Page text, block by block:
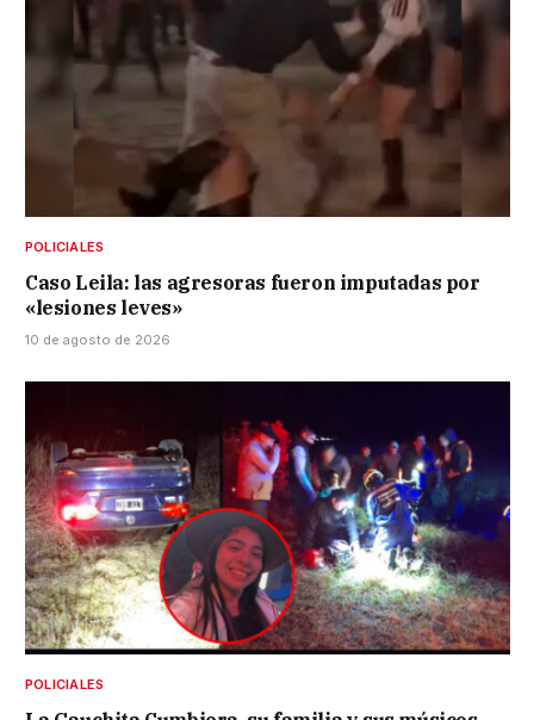
POLICIALES
Caso Leila: las agresoras fueron imputadas por
«lesiones leves»
10 de agosto de 2026
POLICIALES